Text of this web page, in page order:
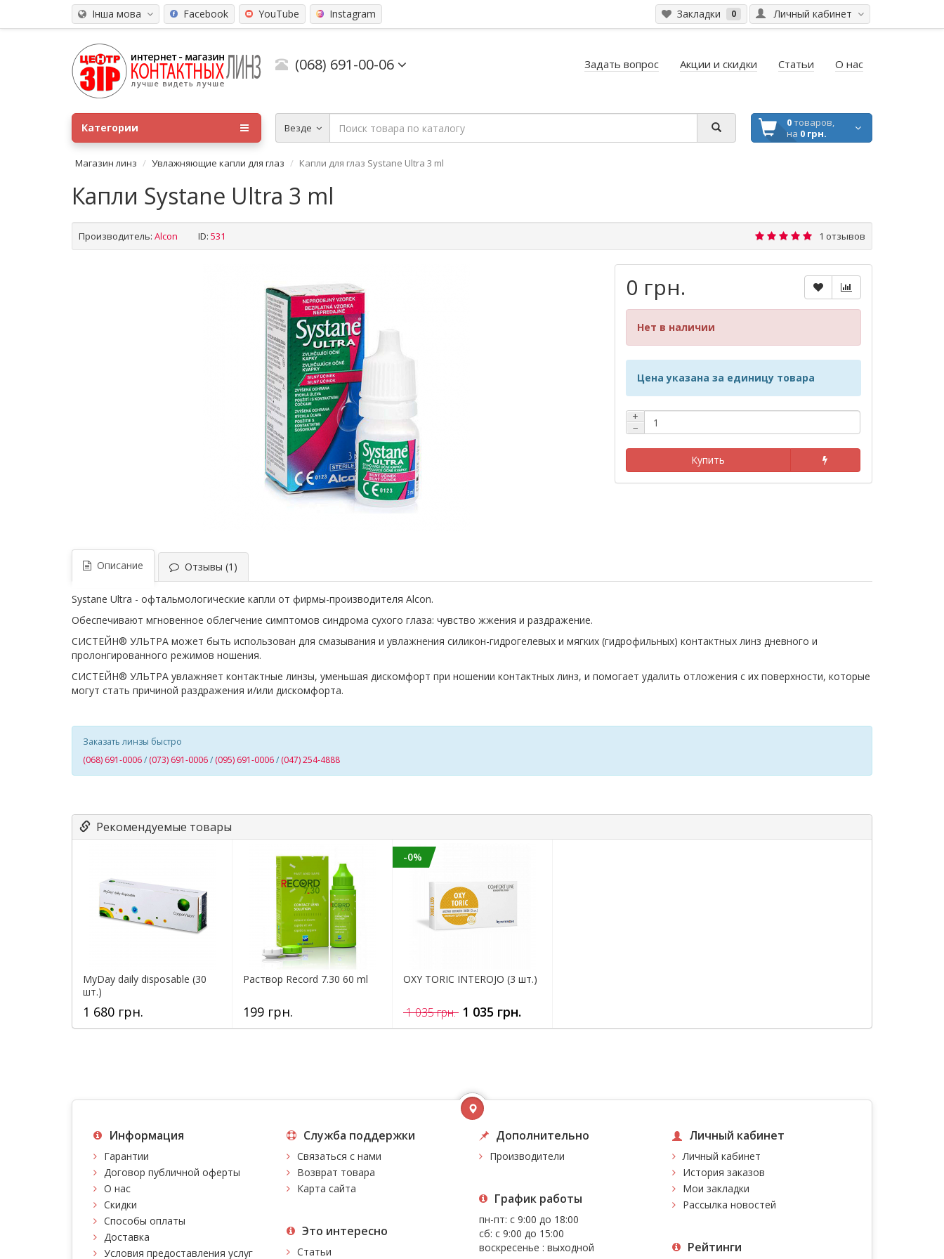
Інша мова Личный кабинет
Закладки 0
Facebook YouTube Instagram
(068) 691-00-06 Задать вопрос Акции и скидки Статьи О нас
Везде 0товаров,
на 0 грн.
Категории
Магазин линз Увлажняющие капли для глаз Капли для глаз Systane Ultra 3 ml
Капли Systane Ultra 3 ml
Производитель: Alсon ID: 531 1 отзывов
0 грн.
Нет в наличии
Цена указана за единицу товара
+
−
Купить
Описание Отзывы (1)
Systane Ultra - офтальмологические капли от фирмы-производителя Alcon.
Обеспечивают мгновенное облегчение симптомов синдрома сухого глаза: чувство жжения и раздражение.
СИСТЕЙН® УЛЬТРА может быть использован для смазывания и увлажнения силикон-гидрогелевых и мягких (гидрофильных) контактных линз дневного и
пролонгированного режимов ношения.
СИСТЕЙН® УЛЬТРА увлажняет контактные линзы, уменьшая дискомфорт при ношении контактных линз, и помогает удалить отложения с их поверхности, которые
могут стать причиной раздражения и/или дискомфорта.
Заказать линзы быстро
(068) 691-0006/ (073) 691-0006/ (095) 691-0006/ (047) 254-4888
Рекомендуемые товары
MyDay daily disposable (30
шт.)
1 680 грн.
Раствор Record 7.30 60 ml
199 грн.
-0%
OXY TORIC INTEROJO (3 шт.)
1 035 грн. 1 035 грн.
Информация
Гарантии
Договор публичной оферты
О нас
Скидки
Способы оплаты
Доставка
Условия предоставления услуг
Служба поддержки
Связаться с нами
Возврат товара
Карта сайта
Это интересно
Статьи
Дополнительно
Производители
График работы
пн-пт: с 9:00 до 18:00
сб: с 9:00 до 15:00
воскресенье : выходной
Личный кабинет
Личный кабинет
История заказов
Мои закладки
Рассылка новостей
Рейтинги